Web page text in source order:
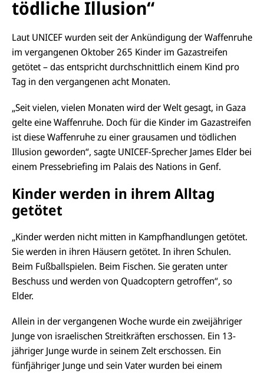
tödliche Illusion“
Laut UNICEF wurden seit der Ankündigung der Waffenruhe
im vergangenen Oktober 265 Kinder im Gazastreifen
getötet – das entspricht durchschnittlich einem Kind pro
Tag in den vergangenen acht Monaten.
„Seit vielen, vielen Monaten wird der Welt gesagt, in Gaza
gelte eine Waffenruhe. Doch für die Kinder im Gazastreifen
ist diese Waffenruhe zu einer grausamen und tödlichen
Illusion geworden“, sagte UNICEF-Sprecher James Elder bei
einem Pressebriefing im Palais des Nations in Genf.
Kinder werden in ihrem Alltag
getötet
„Kinder werden nicht mitten in Kampfhandlungen getötet.
Sie werden in ihren Häusern getötet. In ihren Schulen.
Beim Fußballspielen. Beim Fischen. Sie geraten unter
Beschuss und werden von Quadcoptern getroffen“, so
Elder.
Allein in der vergangenen Woche wurde ein zweijähriger
Junge von israelischen Streitkräften erschossen. Ein 13-
jähriger Junge wurde in seinem Zelt erschossen. Ein
fünfjähriger Junge und sein Vater wurden bei einem